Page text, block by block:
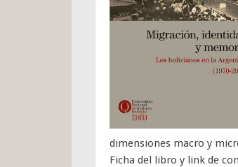
dimensiones macro y
Ficha del libro y link de